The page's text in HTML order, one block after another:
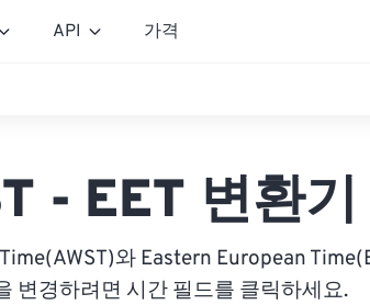
API 가격
- EET 변환기
와 Eastern European
변경하려면 시간 필드를 클릭하세요.